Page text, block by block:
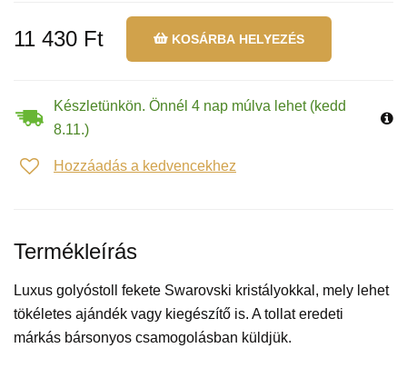
11 430 Ft KOSÁRBA HELYEZÉS
Készletünkön. Önnél 4 nap múlva lehet (kedd
8.11.)
Hozzáadás a kedvencekhez
Termékleírás
Luxus golyóstoll fekete Swarovski kristályokkal, mely lehet
tökéletes ajándék vagy kiegészítő is. A tollat eredeti
márkás bársonyos csamogolásban küldjük.